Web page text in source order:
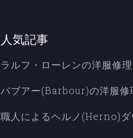
人気記事
ラルフ・ローレンの洋服修
バブアー(Barbour)の洋服修
職人によるヘルノ(Herno)ダ